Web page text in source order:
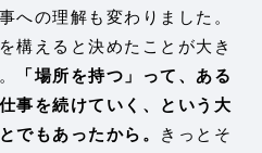
への理解も変わりました。
構えると決めたことが大き
「場所を持つ」って、ある
事を続けていく、という大
でもあったから。
きっとそ